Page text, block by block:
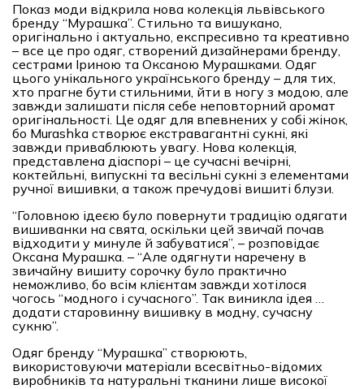
Показ моди відкрила нова колекція львівського
бренду “Мурашка”. Стильно та вишукано,
оригінально і актуально, експресивно та креативно
– все це про одяг, створений дизайнерами бренду,
сестрами Іриною та Оксаною Мурашками. Одяг
цього унікального українського бренду – для тих,
хто прагне бути стильними, йти в ногу з модою, але
завжди залишати після себе неповторний аромат
оригінальності. Це одяг для впевнених у собі жінок,
бо Murashka створює екстравагантні сукні, які
завжди приваблюють увагу. Нова колекція,
представлена діаспорі – це сучасні вечірні,
коктейльні, випускні та весільні сукні з елементами
ручної вишивки, а також пречудові вишиті блузи.
“Головною ідеєю було повернути традицію одягати
вишиванки на свята, оскільки цей звичай почав
відходити у минуле й забуватися”, – розповідає
Оксана Мурашка. – “Але одягнути наречену в
звичайну вишиту сорочку було практично
неможливо, бо всім клієнтам завжди хотілося
чогось “модного і сучасного”. Так виникла ідея …
додати старовинну вишивку в модну, сучасну
сукню”.
Одяг бренду “Мурашка” створюють,
використовуючи матеріали всесвітньо-відомих
виробників та натуральні тканини лише високої